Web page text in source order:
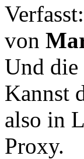
Verfasst:
von
Und die
Kannst
also in
Proxy.